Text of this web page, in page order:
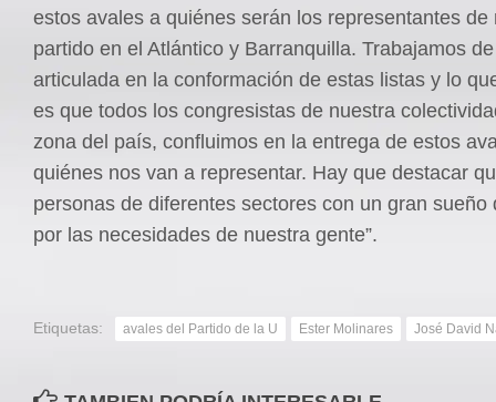
estos avales a quiénes serán los representantes de
partido en el Atlántico y Barranquilla. Trabajamos
articulada en la conformación de estas listas y lo
es que todos los congresistas de nuestra
zona del país, confluimos en la entrega de estos
quiénes nos van a representar. Hay que destacar
personas de diferentes sectores con un gran sueño
por las necesidades de nuestra gente”.
Etiquetas: avales del Partido de la U Ester Molinares José David